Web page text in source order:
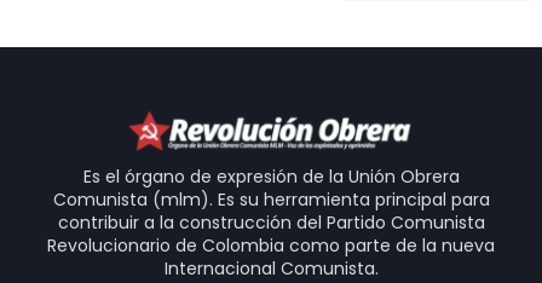
Es el órgano de expresión de la Unión Obrera
Comunista (mlm). Es su herramienta principal para
contribuir a la construcción del Partido Comunista
Revolucionario de Colombia como parte de la nueva
Internacional Comunista.